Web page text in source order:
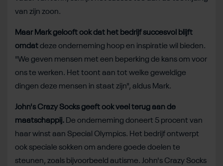
van zijn zoon.
Maar Mark gelooft ook dat het bedrijf succesvol blijft
omdatdeze onderneming hoop en inspiratie wil bieden.
"We geven mensen met een beperking de kans om voor
ons te werken. Het toont aan tot welke geweldige
dingen deze mensen in staat zijn", aldus Mark.
John's Crazy Socks geeft ook veel terug aan de
maatschappij. De onderneming doneert 5 procent van
haar winst aan Special Olympics. Het bedrijf ontwerpt
ook speciale sokken om andere goede doelen te
steunen, zoals bijvoorbeeld autisme. John's Crazy Socks